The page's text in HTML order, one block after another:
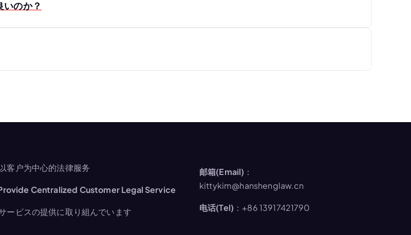
のか？
客户为中心的法律服务
Centralized Customer Legal Service
ービスの提供に取り組んでいます
邮箱(Email) ：
kittykim@hanshenglaw.cn
电话(Tel) ：+86 13917421790